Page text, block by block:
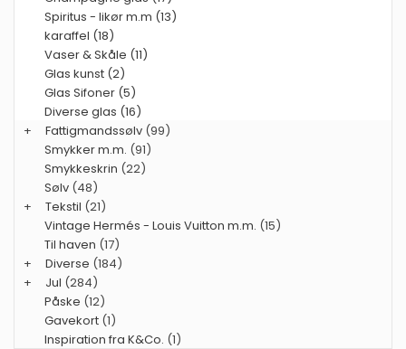
Spiritus - likør m.m (13)
karaffel (18)
Vaser & Skåle (11)
Glas kunst (2)
Glas Sifoner (5)
Diverse glas (16)
+
Fattigmandssølv (99)
Smykker m.m. (91)
Smykkeskrin (22)
Sølv (48)
+
Tekstil (21)
Vintage Hermés - Louis Vuitton m.m. (15)
Til haven (17)
+
Diverse (184)
+
Jul (284)
Påske (12)
Gavekort (1)
Inspiration fra K&Co. (1)